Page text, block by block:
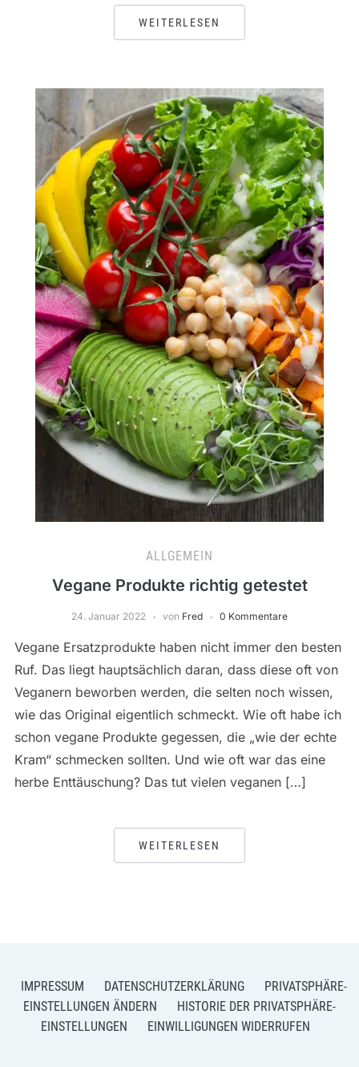
WEITERLESEN
ALLGEMEIN
Vegane Produkte richtig getestet
24. Januar 2022 von Fred 0 Kommentare
Vegane Ersatzprodukte haben nicht immer den besten
Ruf. Das liegt hauptsächlich daran, dass diese oft von
Veganern beworben werden, die selten noch wissen,
wie das Original eigentlich schmeckt. Wie oft habe ich
schon vegane Produkte gegessen, die „wie der echte
Kram“ schmecken sollten. Und wie oft war das eine
herbe Enttäuschung? Das tut vielen veganen […]
WEITERLESEN
IMPRESSUM DATENSCHUTZERKLÄRUNG
PRIVATSPHÄRE-
EINSTELLUNGEN ÄNDERN
HISTORIE DER PRIVATSPHÄRE-
EINSTELLUNGEN
EINWILLIGUNGEN WIDERRUFEN